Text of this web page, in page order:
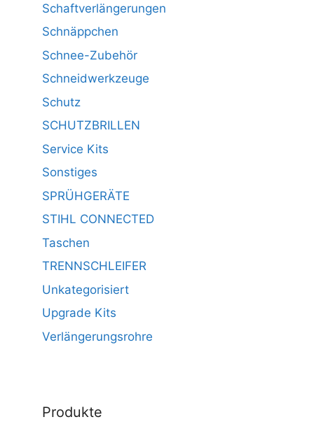
Schaftverlängerungen
Schnäppchen
Schnee-Zubehör
Schneidwerkzeuge
Schutz
SCHUTZBRILLEN
Service Kits
Sonstiges
SPRÜHGERÄTE
STIHL CONNECTED
Taschen
TRENNSCHLEIFER
Unkategorisiert
Upgrade Kits
Verlängerungsrohre
Produkte